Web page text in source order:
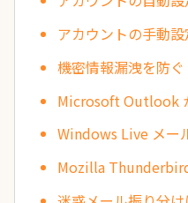
アカウントの手動設
機密情報漏洩を防
Microsoft Outlook
Windows Live メー
Mozilla